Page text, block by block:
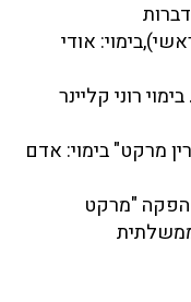
אודי
רוני קליינר
מרקט" בימוי: אדם
הפקה "מרקט